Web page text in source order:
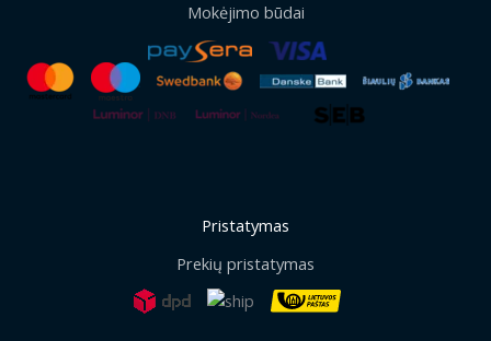
Mokėjimo būdai
Pristatymas
Prekių pristatymas